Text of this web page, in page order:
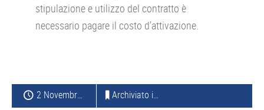
stipulazione e utilizzo del contratto è
necessario pagare il costo d’attivazione.
2 Novembre 2022 Archiviato in: